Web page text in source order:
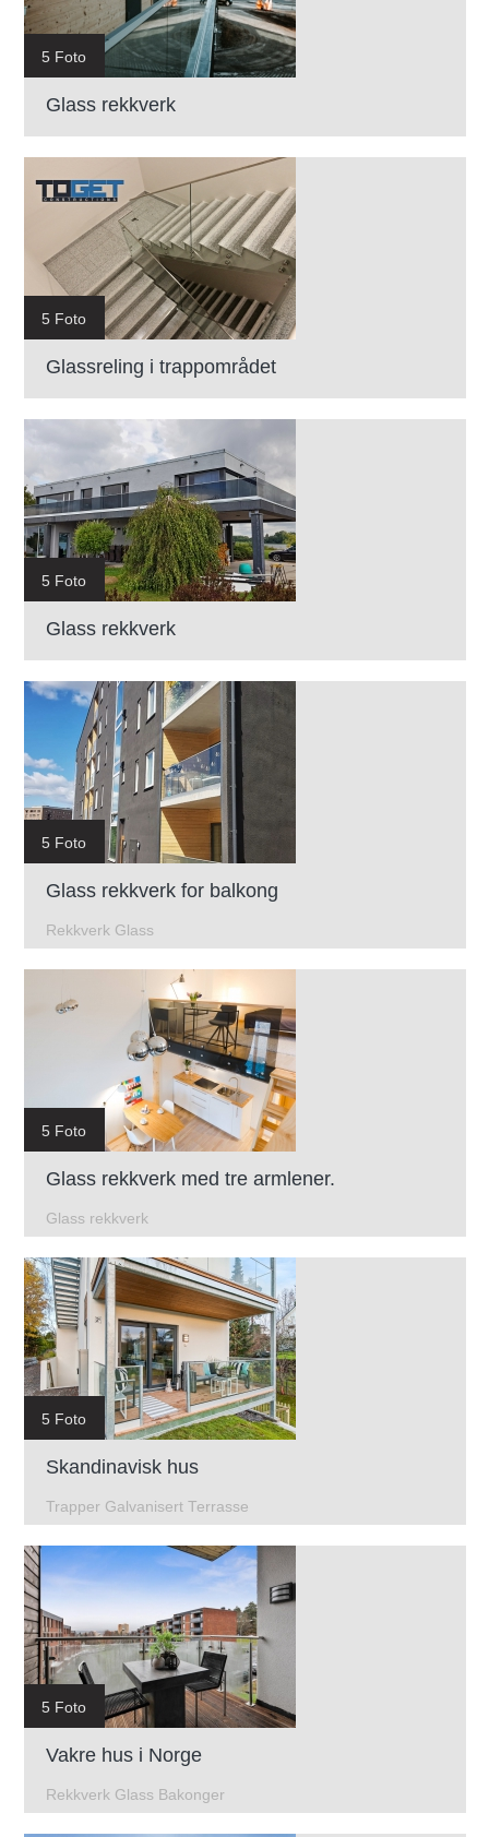
5 Foto
Glass rekkverk
5 Foto
Glassreling i trappområdet
5 Foto
Glass rekkverk
5 Foto
Glass rekkverk for balkong
Rekkverk Glass
5 Foto
Glass rekkverk med tre armlener.
Glass rekkverk
5 Foto
Skandinavisk hus
Trapper Galvanisert Terrasse
5 Foto
Vakre hus i Norge
Rekkverk Glass Bakonger